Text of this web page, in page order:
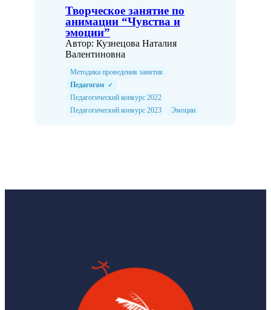
Творческое занятие по
анимации “Чувства и
эмоции”
Автор: Кузнецова Наталия
Валентиновна
Методика проведения занятия
Педагогам
✓
Педагогический конкурс 2022
Педагогический конкурс 2023
Эмоции